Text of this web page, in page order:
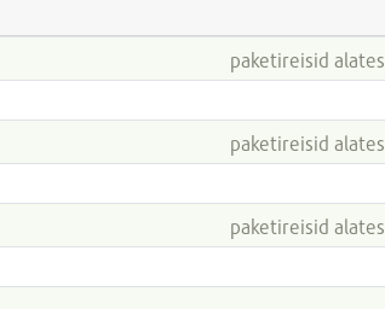
paketireisid alates
paketireisid alates
paketireisid alates